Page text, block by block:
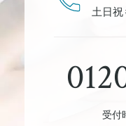
土日祝
受付